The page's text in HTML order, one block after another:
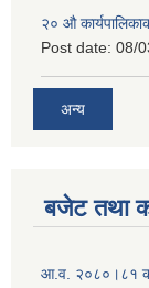
२‍० औ
Post date: 08/
अन्य
बजेट तथा
आ.व. २०८०।८१ को